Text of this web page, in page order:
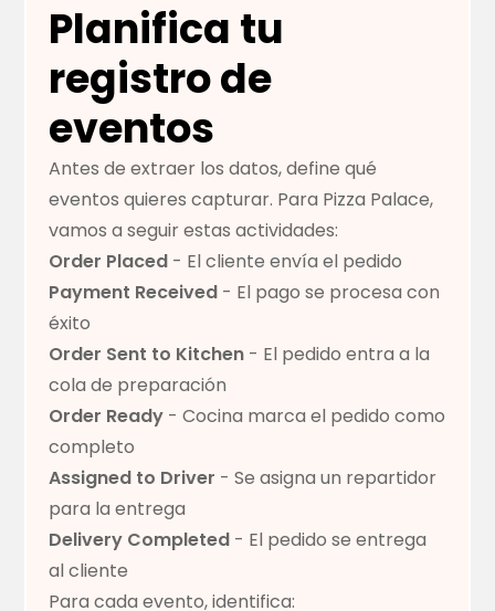
Planifica tu
registro de
eventos
Antes de extraer los datos, define qué
eventos quieres capturar. Para Pizza Palace,
vamos a seguir estas actividades:
Order Placed - El cliente envía el pedido
Payment Received - El pago se procesa con
éxito
Order Sent to Kitchen - El pedido entra a la
cola de preparación
Order Ready - Cocina marca el pedido como
completo
Assigned to Driver - Se asigna un repartidor
para la entrega
Delivery Completed - El pedido se entrega
al cliente
Para cada evento, identifica: